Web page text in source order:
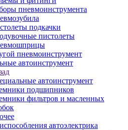
пневмоинструмента
подкачки
пистолеты
пневмоинструмент
автоинструмент
автоинструмент
подшипников
фильтров и масленных
автоэлектрика